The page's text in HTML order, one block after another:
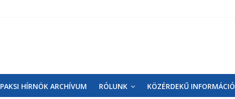
PAKSI HÍRNÖK ARCHÍVUM RÓLUNK KÖZÉRDEKŰ INFORMÁCIÓ